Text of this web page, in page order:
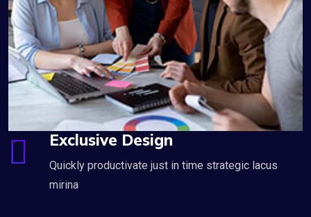
Exclusive Design
Quickly productivate just in time strategic lacus
mirina